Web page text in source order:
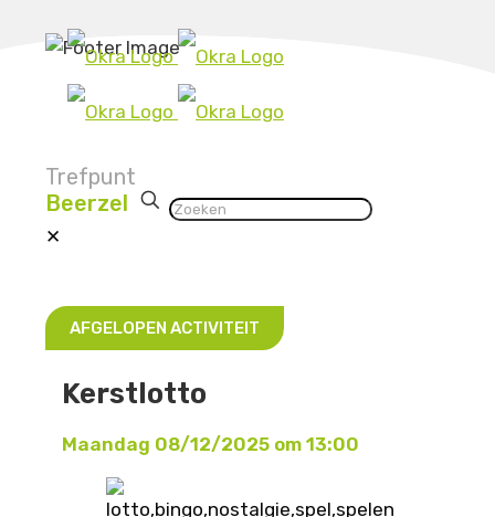
Trefpunt
Beerzel
✕
AFGELOPEN ACTIVITEIT
Kerstlotto
Maandag 08/12/2025 om 13:00